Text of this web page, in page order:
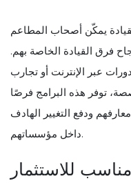
يمكّن أصحاب المطاعم
فرق القيادة الخاصة بهم.
عبر الإنترنت أو تجارب
توفر هذه البرامج فرصًا
ودفع التغيير الهادف
داخل مؤسساتهم.
مناسب للاستثمار